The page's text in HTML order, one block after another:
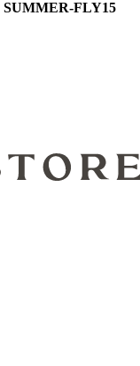
SUMMER-FLY15